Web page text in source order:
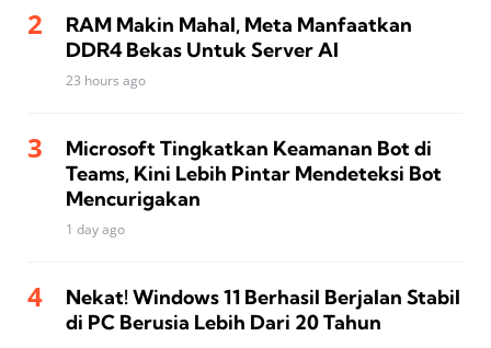
RAM Makin Mahal, Meta Manfaatkan
DDR4 Bekas Untuk Server AI
23 hours ago
Microsoft Tingkatkan Keamanan Bot di
Teams, Kini Lebih Pintar Mendeteksi Bot
Mencurigakan
1 day ago
Nekat! Windows 11 Berhasil Berjalan Stabil
di PC Berusia Lebih Dari 20 Tahun